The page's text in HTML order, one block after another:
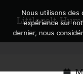
Littlecelt
Sidebar
Nous utilisons des
expérience sur
dernier, nous